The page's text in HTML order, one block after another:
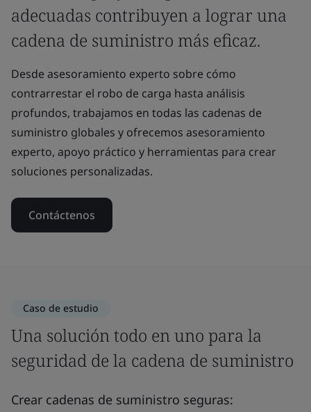
adecuadas contribuyen a lograr una
cadena de suministro más eficaz.
Desde asesoramiento experto sobre cómo
contrarrestar el robo de carga hasta análisis
profundos, trabajamos en todas las cadenas de
suministro globales y ofrecemos asesoramiento
experto, apoyo práctico y herramientas para crear
soluciones personalizadas.
Contáctenos
Caso de estudio
Una solución todo en uno para la
seguridad de la cadena de suministro
Crear cadenas de suministro seguras: